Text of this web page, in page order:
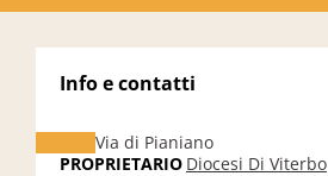
Info e contatti
Via di Pianiano
PROPRIETARIO Diocesi Di Viterbo